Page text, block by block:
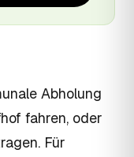
Abholung
fahren, oder
Für